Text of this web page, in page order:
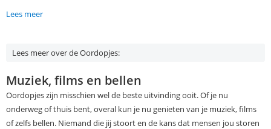
Lees meer
Lees meer over de Oordopjes:
Muziek, films en bellen
Oordopjes zijn misschien wel de beste uitvinding ooit. Of je nu
onderweg of thuis bent, overal kun je nu genieten van je muziek, films
of zelfs bellen. Niemand die jij stoort en de kans dat mensen jou storen